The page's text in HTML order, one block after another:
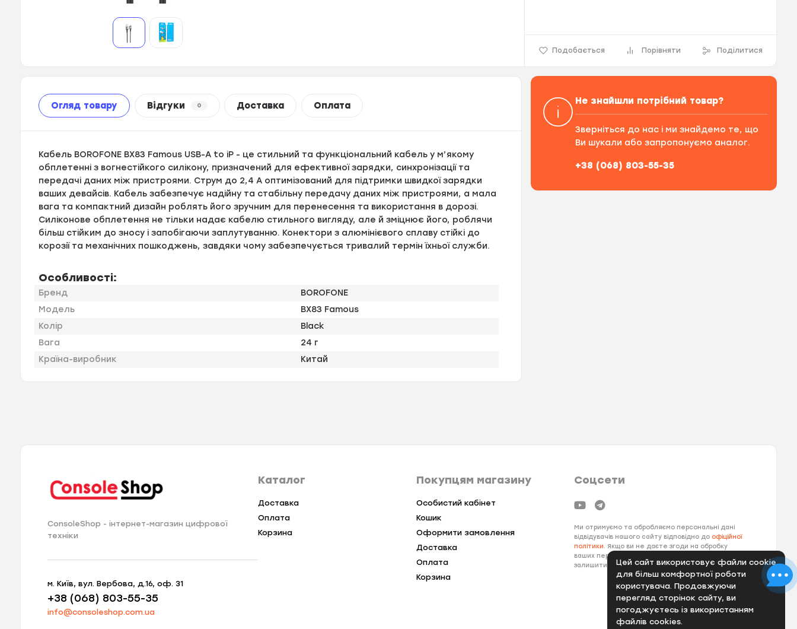
Цей сайт використовує файли cookie
для більш комфортної роботи
користувача. Продовжуючи
перегляд сторінок сайту, ви
погоджуєтесь із використанням
файлів cookies.
Подобається Порівняти Поділитися
Огляд товару Відгуки 0 Доставка Оплата
Кабель BOROFONE BX83 Famous USB-A to iP - це стильний та функціональний кабель у м’якому
обплетенні з вогнестійкого силікону, призначений для ефективної зарядки, синхронізації та
передачі даних між пристроями. Струм до 2,4 A оптимізований для підтримки швидкої зарядки
ваших девайсів. Кабель забезпечує надійну та стабільну передачу даних між пристроями, а мала
вага та компактний дизайн роблять його зручним для перенесення та використання в дорозі.
Силіконове обплетення не тільки надає кабелю стильного вигляду, але й зміцнює його, роблячи
більш стійким до зносу і запобігаючи заплутуванню. Конектори з алюмінієвого сплаву стійкі до
корозії та механічних пошкоджень, завдяки чому забезпечується тривалий термін їхньої служби.
Особливості:
Бренд
BOROFONE
Модель
BX83 Famous
Колір
Black
Вага
24 г
Країна-виробник
Китай
Не знайшли потрібний товар?
Зверніться до нас і ми знайдемо те, що
Ви шукали або запропонуємо аналог.
+38 (068) 803-55-35
ConsoleShop - інтернет-магазин цифрової
техніки
м. Київ, вул. Вербова, д.16, оф. 31
+38 (068) 803-55-35
info@consoleshop.com.ua
Каталог
Доставка
Оплата
Корзина
Покупцям магазину
Особистий кабінет
Кошик
Оформити замовлення
Доставка
Оплата
Корзина
Соцсети
Ми отримуємо та обробляємо персональні дані
відвідувачів нашого сайту відповідно до офіційної
політики. Якщо ви не даєте згоди на обробку
ваших персональних даних, вам необхідно
залишити наш сайт.